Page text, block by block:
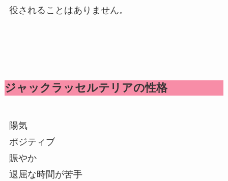
役されることはありません。
ジャックラッセルテリアの性格
陽気
ポジティブ
賑やか
退屈な時間が苦手